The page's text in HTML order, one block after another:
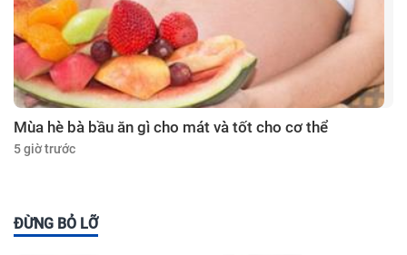
Mùa hè bà bầu ăn gì cho mát và tốt cho cơ thể
5 giờ trước
ĐỪNG BỎ LỠ